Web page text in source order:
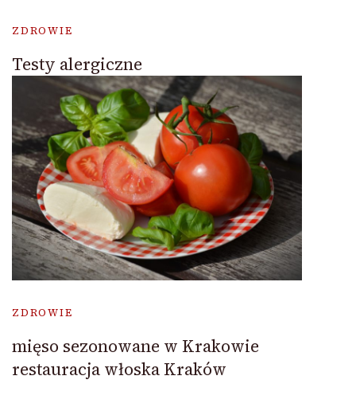
ZDROWIE
Testy alergiczne
ZDROWIE
mięso sezonowane w Krakowie
restauracja włoska Kraków